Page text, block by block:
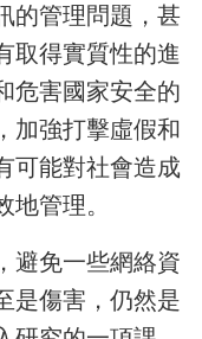
的管理問題，甚
取得實質性的進
危害國家安全的
加強打擊虛假和
可能對社會造成
管理。
避免一些網絡資
是傷害，仍然是